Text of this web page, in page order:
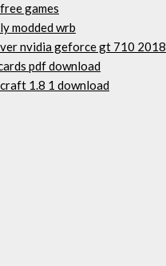
games
modded wrb
nvidia geforce gt 710 2018
pdf download
1.8 1 download